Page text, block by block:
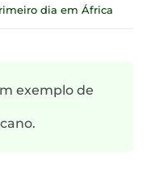
dia em África
exemplo de